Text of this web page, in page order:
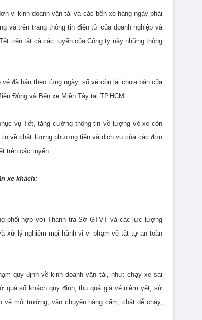
vị kinh doanh vận tải và các bến xe hàng ngày phải
và trên trang thông tin điện tử của doanh nghiệp và
trên tất cả các tuyến của Công ty này những thông
đã bán theo từng ngày, số vé còn lại chưa bán của
Đông và Bến xe Miền Tây tại TP.HCM.
vụ Tết, tăng cường thông tin về lượng vé xe còn
về chất lượng phương tiện và dịch vụ của các đơn
trên các tuyến.
xe khách:
phối hợp với Thanh tra Sở GTVT và các lực lượng
xử lý nghiêm mọi hành vi vi phạm về tật tự an toàn
quy định về kinh doanh vận tải, như: chạy xe sai
quá số khách quy đinh; thu quá giá vé niêm yết; sử
môi trường; vận chuyển hàng cấm, chất dễ cháy,